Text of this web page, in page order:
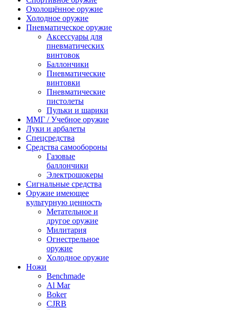
Охолощённое оружие
Холодное оружие
Пневматическое оружие
Аксессуары для
пневматических
винтовок
Баллончики
Пневматические
винтовки
Пневматические
пистолеты
Пульки и шарики
ММГ / Учебное оружие
Луки и арбалеты
Спецсредства
Средства самообороны
Газовые
баллончики
Электрошокеры
Сигнальные средства
Оружие имеющее
культурную ценность
Метательное и
другое оружие
Милитария
Огнестрельное
оружие
Холодное оружие
Ножи
Benchmade
Al Mar
Boker
CJRB